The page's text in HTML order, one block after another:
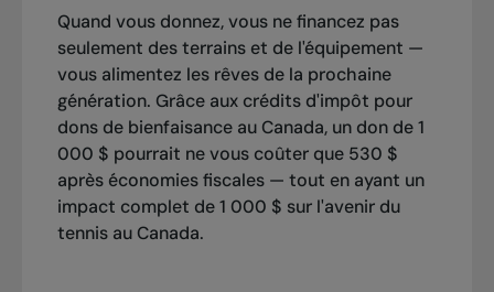
Quand vous donnez, vous ne financez pas
seulement des terrains et de l'équipement —
vous alimentez les rêves de la prochaine
génération. Grâce aux crédits d'impôt pour
dons de bienfaisance au Canada, un don de 1
000 $ pourrait ne vous coûter que 530 $
après économies fiscales — tout en ayant un
impact complet de 1 000 $ sur l'avenir du
tennis au Canada.